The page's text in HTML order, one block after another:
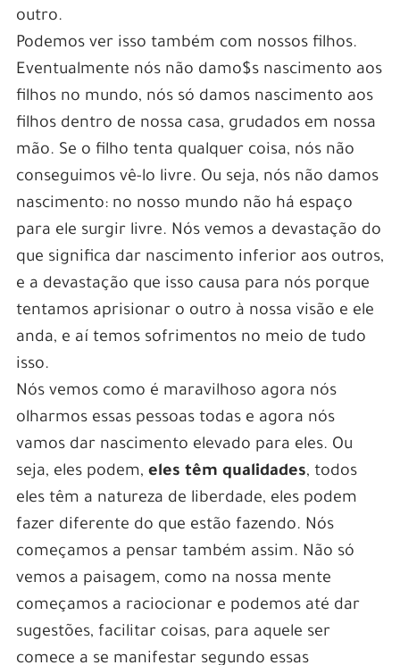
outro.
Podemos ver isso também com nossos filhos.
Eventualmente nós não damo$s nascimento aos
filhos no mundo, nós só damos nascimento aos
filhos dentro de nossa casa, grudados em nossa
mão. Se o filho tenta qualquer coisa, nós não
conseguimos vê-lo livre. Ou seja, nós não damos
nascimento: no nosso mundo não há espaço
para ele surgir livre. Nós vemos a devastação do
que significa dar nascimento inferior aos outros,
e a devastação que isso causa para nós porque
tentamos aprisionar o outro à nossa visão e ele
anda, e aí temos sofrimentos no meio de tudo
isso.
Nós vemos como é maravilhoso agora nós
olharmos essas pessoas todas e agora nós
vamos dar nascimento elevado para eles. Ou
seja, eles podem, eles têm qualidades, todos
eles têm a natureza de liberdade, eles podem
fazer diferente do que estão fazendo. Nós
começamos a pensar também assim. Não só
vemos a paisagem, como na nossa mente
começamos a raciocionar e podemos até dar
sugestões, facilitar coisas, para aquele ser
comece a se manifestar segundo essas